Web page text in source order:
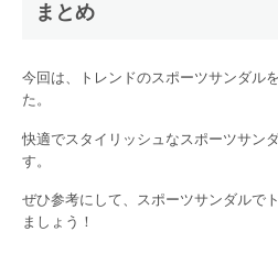
まとめ
今回は、トレンドのスポーツサンダル
た。
快適でスタイリッシュなスポーツサン
す。
ぜひ参考にして、スポーツサンダルで
ましょう！